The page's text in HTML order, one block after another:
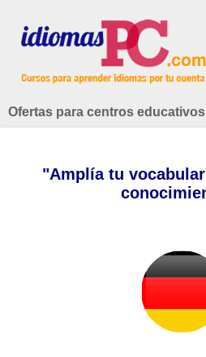
Ofertas para centros educativos
"Amplía tu